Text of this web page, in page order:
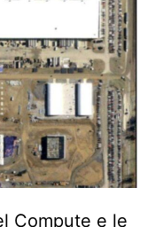
Compute e le